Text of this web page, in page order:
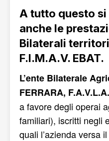
A tutto questo
anche le
Bilaterali
F.I.M.A.V. EBAT.
L’ente Bilaterale
FERRARA,
a favore degli operai
familiari), iscritti negli
quali l’azienda versa